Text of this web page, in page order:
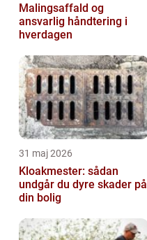
Malingsaffald og
ansvarlig håndtering i
hverdagen
31 maj 2026
Kloakmester: sådan
undgår du dyre skader på
din bolig